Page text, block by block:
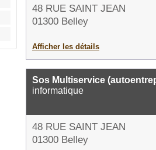
48 RUE SAINT JEAN
01300 Belley
Afficher les détails
Sos Multiservice
informatique
48 RUE SAINT JEAN
01300 Belley